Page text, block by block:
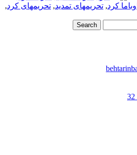
اوباما کرد, تحریمهای تمدید, تحریمهای کرد,